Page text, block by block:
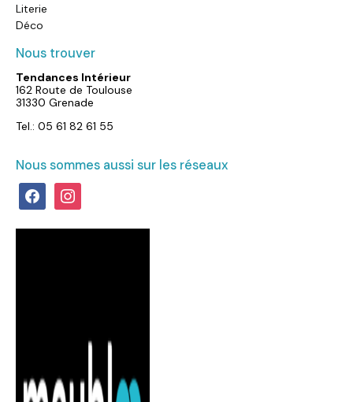
Literie
Déco
Nous trouver
Tendances Intérieur
162 Route de Toulouse
31330 Grenade
Tel.: 05 61 82 61 55
Nous sommes aussi sur les réseaux
facebookinstagram